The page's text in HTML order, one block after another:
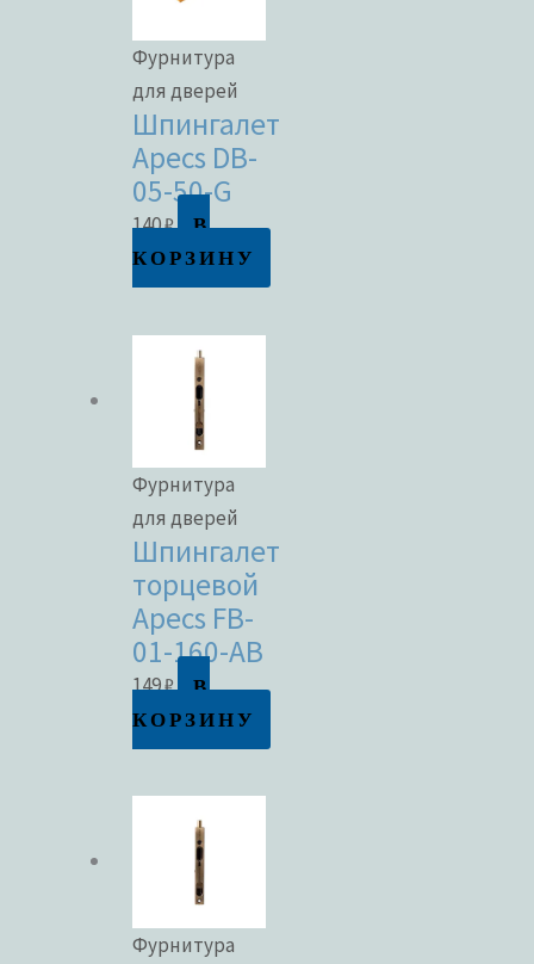
Фурнитура
для дверей
Шпингалет
Apecs DB-
05-50-G
140₽
В
КОРЗИНУ
Фурнитура
для дверей
Шпингалет
торцевой
Apecs FB-
01-160-AB
149₽
В
КОРЗИНУ
Фурнитура